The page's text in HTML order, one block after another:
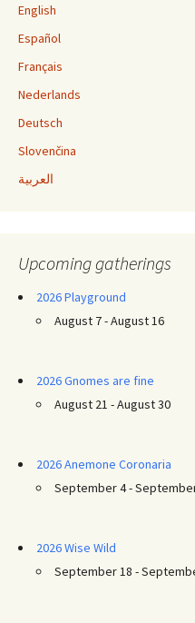
English
Español
Français
Nederlands
Deutsch
Slovenčina
العربية
Upcoming gatherings
2026 Playground
August 7 - August 16
2026 Gnomes are fine
August 21 - August 30
2026 Anemone Coronaria
September 4 -
2026 Wise Wild
September 18 -